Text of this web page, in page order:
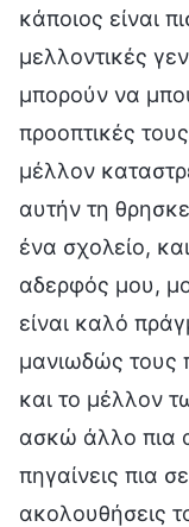
κάποιος είναι
μελλοντικές
μπορούν να
προοπτικές
μέλλον
αυτήν τη
ένα σχολείο,
αδερφός μου,
είναι καλό
μανιωδώς τους
και το μέλλον
ασκώ άλλο πια
πηγαίνεις πια
ακολουθήσεις